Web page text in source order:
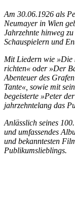
Am 30.06.1926 als
Neumayer in Wien
Jahrzehnte hinweg
Schauspielern und
Mit Liedern wie »Die
richten« oder »Der
Abenteuer des
Tante«, sowie mit
begeisterte »Peter
jahrzehntelang das
Anlässlich seines
und umfassendes
und bekanntesten
Publikumslieblings.